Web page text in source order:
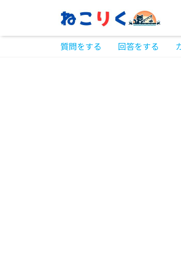
質問をする 回答をする